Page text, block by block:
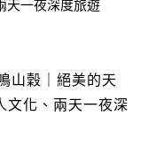
山穀｜絕美的天
文化、兩天一夜深